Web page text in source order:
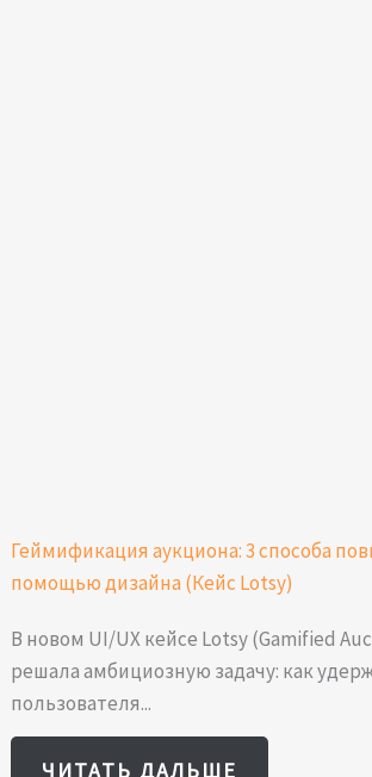
Геймификация аукциона: 3 способа
помощью дизайна (Кейс Lotsy)
В новом UI/UX кейсе Lotsy (Gamified
решала амбициозную задачу: как
пользователя...
ЧИТАТЬ ДАЛЬШЕ